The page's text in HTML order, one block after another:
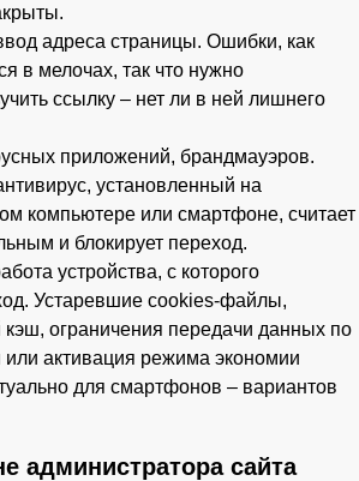
адреса страницы. Ошибки, как
в мелочах, так что нужно
ссылку – нет ли в ней лишнего
приложений, брандмауэров.
установленный на
компьютере или смартфоне, считает
и блокирует переход.
устройства, с которого
Устаревшие cookies-файлы,
ограничения передачи данных по
или активация режима экономии
для смартфонов – вариантов
администратора сайта